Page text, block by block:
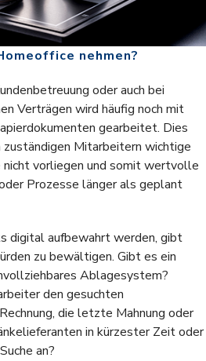
nehmen?
oder auch bei
Verträgen wird häufig noch mit
gearbeitet. Dies
zuständigen Mitarbeitern wichtige
vorliegen und somit wertvolle
Prozesse länger als geplant
digital aufbewahrt werden, gibt
zu bewältigen. Gibt es ein
Ablagesystem?
den gesuchten
die letzte Mahnung oder
in kürzester Zeit oder
an?